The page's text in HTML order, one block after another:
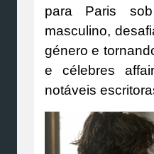
para Paris
masculino,
género e
e célebres
notáveis